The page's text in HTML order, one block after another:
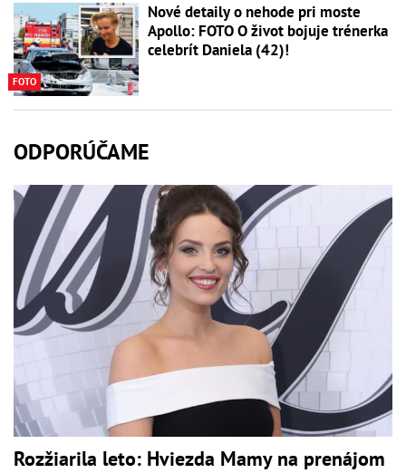
FOTO
Nové detaily o nehode pri moste
Apollo: FOTO O život bojuje trénerka
celebrít Daniela (42)!
ODPORÚČAME
Rozžiarila leto: Hviezda Mamy na prenájom